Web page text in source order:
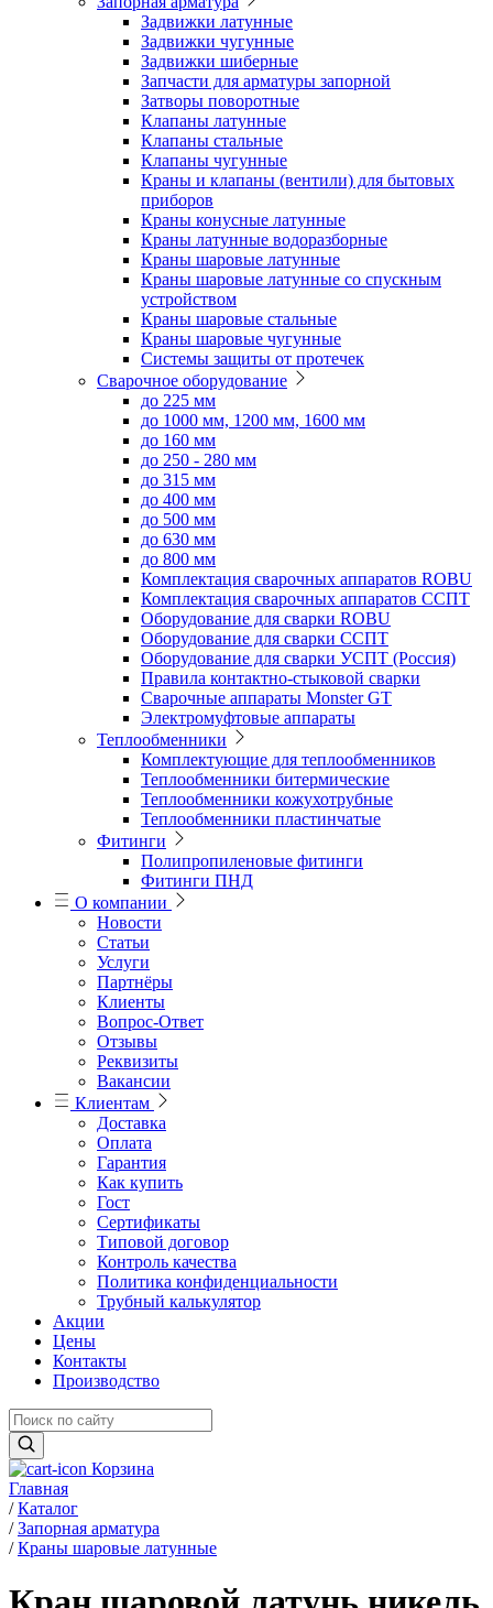
Задвижки латунные
Задвижки чугунные
Задвижки шиберные
Запчасти для арматуры запорной
Затворы поворотные
Клапаны латунные
Клапаны стальные
Клапаны чугунные
Краны и клапаны (вентили) для бытовых
приборов
Краны конусные латунные
Краны латунные водоразборные
Краны шаровые латунные
Краны шаровые латунные со спускным
устройством
Краны шаровые стальные
Краны шаровые чугунные
Системы защиты от протечек
Сварочное оборудование
до 225 мм
до 1000 мм, 1200 мм, 1600 мм
до 160 мм
до 250 - 280 мм
до 315 мм
до 400 мм
до 500 мм
до 630 мм
до 800 мм
Комплектация сварочных аппаратов ROBU
Комплектация сварочных аппаратов ССПТ
Оборудование для сварки ROBU
Оборудование для сварки ССПТ
Оборудование для сварки УСПТ (Россия)
Правила контактно-стыковой сварки
Сварочные аппараты Monster GT
Электромуфтовые аппараты
Теплообменники
Комплектующие для теплообменников
Теплообменники битермические
Теплообменники кожухотрубные
Теплообменники пластинчатые
Фитинги
Полипропиленовые фитинги
Фитинги ПНД
О компании
Новости
Статьи
Услуги
Партнёры
Клиенты
Вопрос-Ответ
Отзывы
Реквизиты
Вакансии
Клиентам
Доставка
Оплата
Гарантия
Как купить
Гост
Сертификаты
Типовой договор
Контроль качества
Политика конфиденциальности
Трубный калькулятор
Акции
Цены
Контакты
Производство
Корзина
Главная
/ Каталог
/ Запорная арматура
/ Краны шаровые латунные